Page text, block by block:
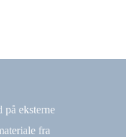
på eksterne
fra